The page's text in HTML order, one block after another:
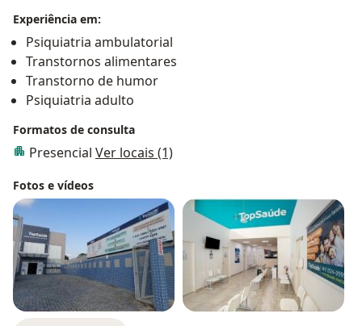
Experiência em:
Psiquiatria ambulatorial
Transtornos alimentares
Transtorno de humor
Psiquiatria adulto
Formatos de consulta
Presencial Ver locais (1)
Fotos e vídeos